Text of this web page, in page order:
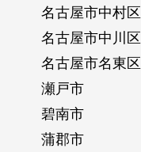
名古屋市中村区
名古屋市中川区
名古屋市名東区
瀬戸市
碧南市
蒲郡市